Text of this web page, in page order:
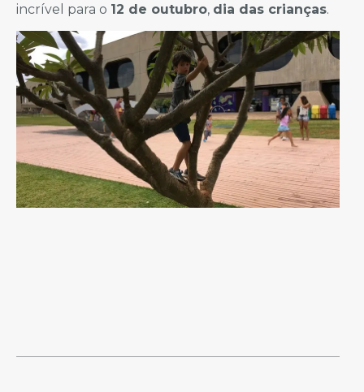
incrível para o 12 de outubro, dia das crianças.